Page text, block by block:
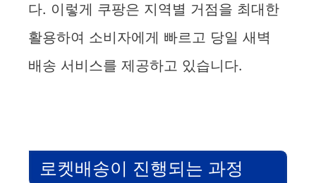
다. 이렇게 쿠팡은 지역별 거점을 최대한
활용하여 소비자에게 빠르고 당일 새벽
배송 서비스를 제공하고 있습니다.
로켓배송이 진행되는 과정